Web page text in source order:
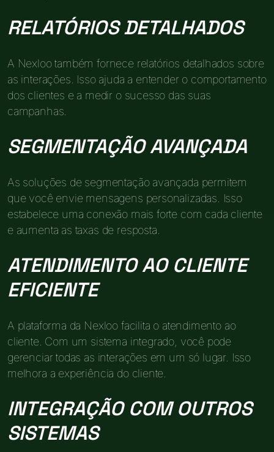
RELATÓRIOS DETALHADOS
A Nexloo também fornece relatórios detalhados sobre
as interações. Isso ajuda a entender o comportamento
dos clientes e a medir o sucesso das suas
campanhas.
SEGMENTAÇÃO AVANÇADA
As soluções de segmentação avançada permitem
que você envie mensagens personalizadas. Isso
estabelece uma conexão mais forte com cada cliente
e aumenta as taxas de resposta.
ATENDIMENTO AO CLIENTE
EFICIENTE
A plataforma da Nexloo facilita o atendimento ao
cliente. Com um sistema integrado, você pode
gerenciar todas as interações em um só lugar. Isso
melhora a experiência do cliente.
INTEGRAÇÃO COM OUTROS
SISTEMAS